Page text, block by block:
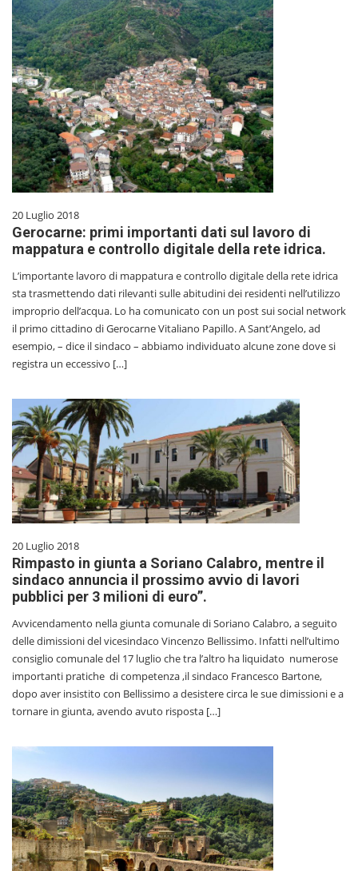
20 Luglio 2018
Gerocarne: primi importanti dati sul lavoro di
mappatura e controllo digitale della rete idrica.
L’importante lavoro di mappatura e controllo digitale della rete idrica
sta trasmettendo dati rilevanti sulle abitudini dei residenti nell’utilizzo
improprio dell’acqua. Lo ha comunicato con un post sui social network
il primo cittadino di Gerocarne Vitaliano Papillo. A Sant’Angelo, ad
esempio, – dice il sindaco – abbiamo individuato alcune zone dove si
registra un eccessivo […]
20 Luglio 2018
Rimpasto in giunta a Soriano Calabro, mentre il
sindaco annuncia il prossimo avvio di lavori
pubblici per 3 milioni di euro”.
Avvicendamento nella giunta comunale di Soriano Calabro, a seguito
delle dimissioni del vicesindaco Vincenzo Bellissimo. Infatti nell’ultimo
consiglio comunale del 17 luglio che tra l’altro ha liquidato numerose
importanti pratiche di competenza ,il sindaco Francesco Bartone,
dopo aver insistito con Bellissimo a desistere circa le sue dimissioni e a
tornare in giunta, avendo avuto risposta […]